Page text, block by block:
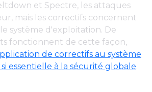
et Spectre, les attaques
mais les correctifs concernent
système d'exploitation. De
fonctionnent de cette façon,
de correctifs au système
essentielle à la sécurité globale.